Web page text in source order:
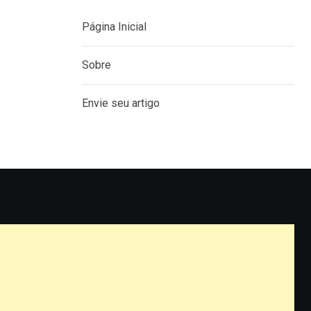
Página Inicial
Sobre
Envie seu artigo